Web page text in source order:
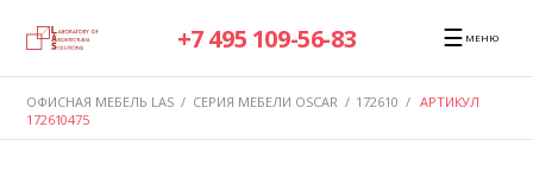
+7 495 109-56-83 ☰ МЕНЮ
ОФИСНАЯ МЕБЕЛЬ LAS / СЕРИЯ МЕБЕЛИ OSCAR / 172610 / АРТИКУЛ
172610475